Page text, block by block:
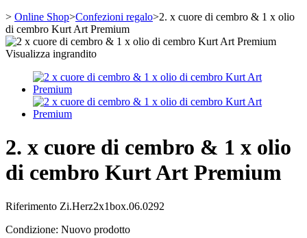
> Online Shop>Confezioni regalo>2. x cuore di cembro & 1 x olio
di cembro Kurt Art Premium
Visualizza ingrandito
2. x cuore di cembro & 1 x olio
di cembro Kurt Art Premium
Riferimento Zi.Herz2x1box.06.0292
Condizione: Nuovo prodotto